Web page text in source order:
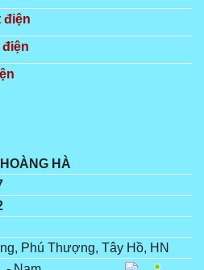
điện
điện
HÀ
Phú Thượng, Tây Hồ, HN